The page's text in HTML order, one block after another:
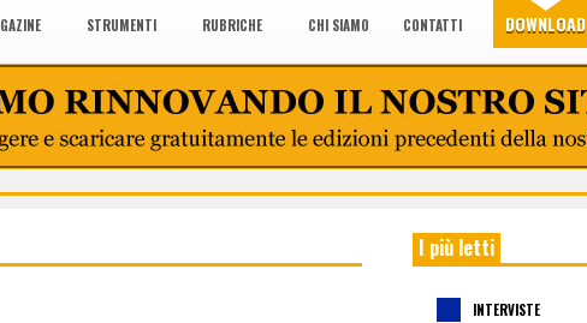
STRUMENTI RUBRICHE CHI SIAMO CONTATTI DOWNLOAD
I più letti
INTERVISTE